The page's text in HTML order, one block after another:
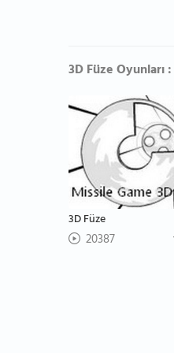
3D Füze Oyunları :
3D Füze
20387